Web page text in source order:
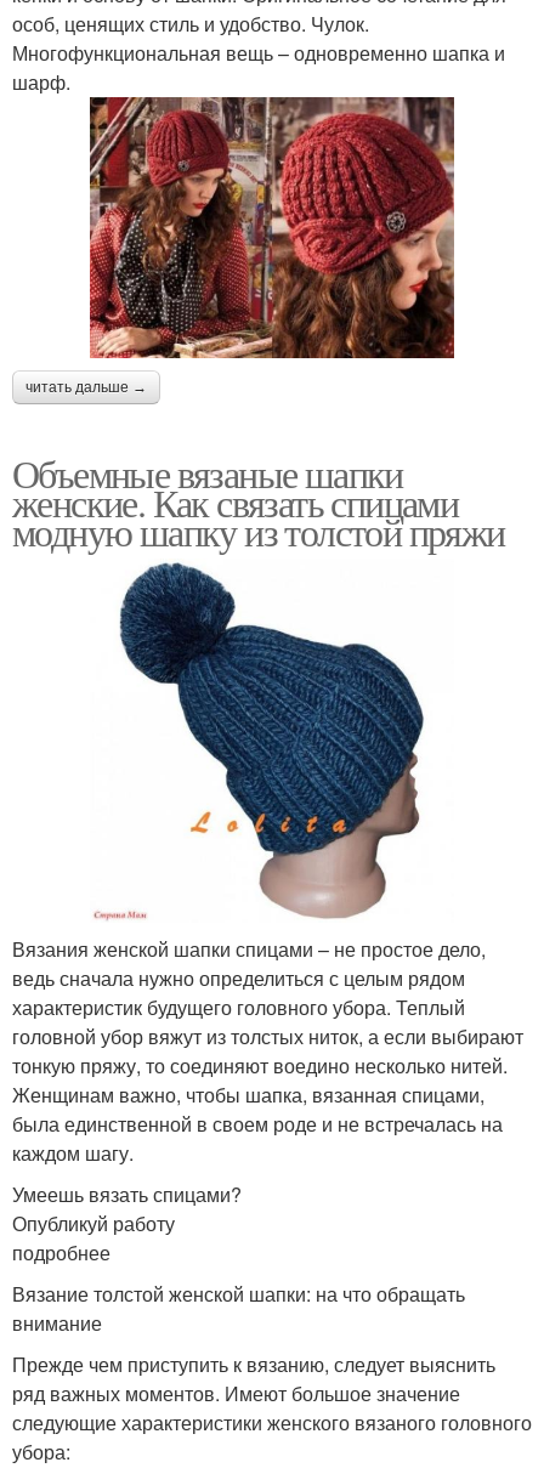
особ, ценящих стиль и удобство. Чулок.
Многофункциональная вещь – одновременно шапка и
шарф.
читать дальше →
Объемные вязаные шапки
женские. Как связать спицами
модную шапку из толстой пряжи
Вязания женской шапки спицами – не простое дело,
ведь сначала нужно определиться с целым рядом
характеристик будущего головного убора. Теплый
головной убор вяжут из толстых ниток, а если выбирают
тонкую пряжу, то соединяют воедино несколько нитей.
Женщинам важно, чтобы шапка, вязанная спицами,
была единственной в своем роде и не встречалась на
каждом шагу.
Умеешь вязать спицами?
Опубликуй работу
подробнее
Вязание толстой женской шапки: на что обращать
внимание
Прежде чем приступить к вязанию, следует выяснить
ряд важных моментов. Имеют большое значение
следующие характеристики женского вязаного головного
убора: